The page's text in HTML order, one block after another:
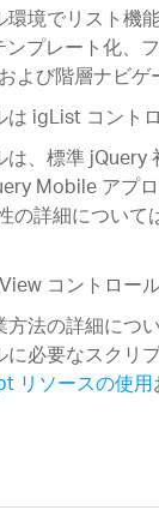
境でリスト機
プレート化、
よび階層ナビゲ
igList コント
、標準 jQuery
Mobile アプ
の詳細につい
コントロー
法の詳細につ
必要なスクリ
リソースの使用